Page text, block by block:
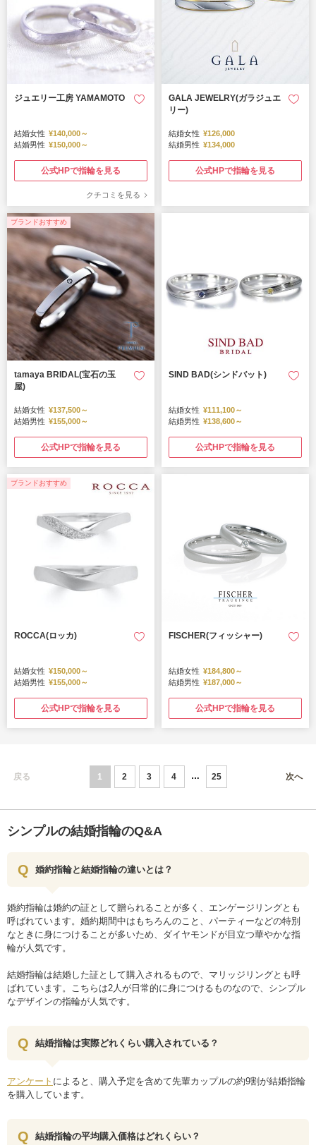
ジュエリー工房 YAMAMOTO
結婚女性 ¥140,000～
結婚男性 ¥150,000～
公式HPで指輪を見る
クチコミを見る
GALA JEWELRY(ガラジュエ
リー)
結婚女性 ¥126,000
結婚男性 ¥134,000
公式HPで指輪を見る
ブランドおすすめ
tamaya BRIDAL(宝石の玉
屋)
結婚女性 ¥137,500～
結婚男性 ¥155,000～
公式HPで指輪を見る
SIND BAD(シンドバット)
結婚女性 ¥111,100～
結婚男性 ¥138,600～
公式HPで指輪を見る
ブランドおすすめ
ROCCA(ロッカ)
結婚女性 ¥150,000～
結婚男性 ¥155,000～
公式HPで指輪を見る
FISCHER(フィッシャー)
結婚女性 ¥184,800～
結婚男性 ¥187,000～
公式HPで指輪を見る
戻る 1 2 3 4 25 次へ
シンプルの結婚指輪のQ&A
婚約指輪と結婚指輪の違いとは？
婚約指輪は婚約の証として贈られることが多く、エンゲージリングとも
呼ばれています。婚約期間中はもちろんのこと、パーティーなどの特別
なときに身につけることが多いため、ダイヤモンドが目立つ華やかな指
輪が人気です。
結婚指輪は結婚した証として購入されるもので、マリッジリングとも呼
ばれています。こちらは2人が日常的に身につけるものなので、シンプル
なデザインの指輪が人気です。
結婚指輪は実際どれくらい購入されている？
アンケート によると、購入予定を含めて先輩カップルの約9割が結婚指輪
を購入しています。
結婚指輪の平均購入価格はどれくらい？